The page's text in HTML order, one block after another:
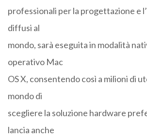
professionali per la progettazione e
diffusi al
mondo, sarà eseguita in modalità
operativo Mac
OS X, consentendo così a milioni di
mondo di
scegliere la soluzione hardware
lancia anche